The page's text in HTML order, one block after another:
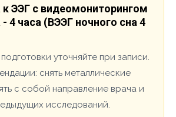
к ЭЭГ с видеомониторингом
- 4 часа (ВЭЭГ ночного сна 4
уточняйте при записи.
снять металлические
с собой направление врача и
исследований.